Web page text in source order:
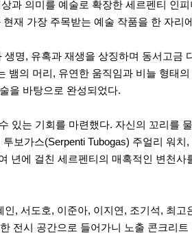
과 의미를 예술로 확장한 세르펜티 인
재 가장 주목받는 예술 작품을 한 자리
명, 유혹과 재생을 상징하며 동서고금
의 머리, 유연한 움직임과 비늘 형태
을 바탕으로 완성되었다.
있는 기회를 마련했다. 자신의 꼬리를
보가스(Serpenti Tubogas) 주얼리 워
년에 걸친 세르펜티의 매혹적인 변천사
, 서도호, 이준아, 이지연, 조기석, 최고
전시 공간으로 들어가니 노출 콘크리